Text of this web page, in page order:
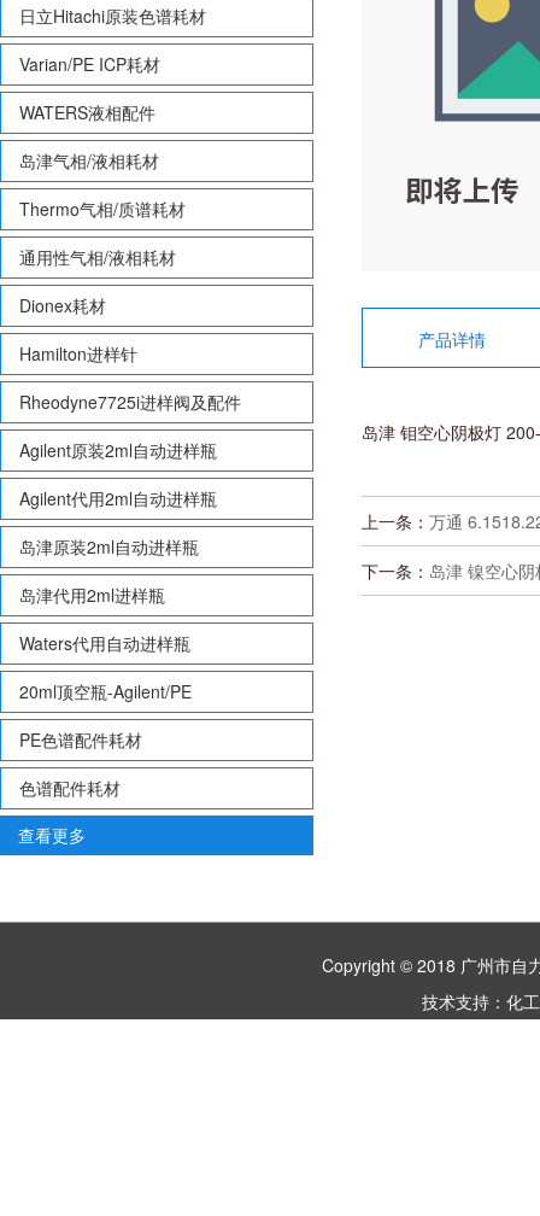
日立Hitachi原装色谱耗材
Varian/PE ICP耗材
WATERS液相配件
岛津气相/液相耗材
Thermo气相/质谱耗材
通用性气相/液相耗材
Dionex耗材
Hamilton进样针
Rheodyne7725i进样阀及配件
Agilent原装2ml自动进样瓶
Agilent代用2ml自动进样瓶
岛津原装2ml自动进样瓶
岛津代用2ml进样瓶
Waters代用自动进样瓶
20ml顶空瓶-Agilent/PE
PE色谱配件耗材
色谱配件耗材
查看更多
产品详情
岛津 钼空心阴极灯
上一条： 万通
下一条： 岛津 镍空心
Copyright © 2018 广州市
技术支持： 化